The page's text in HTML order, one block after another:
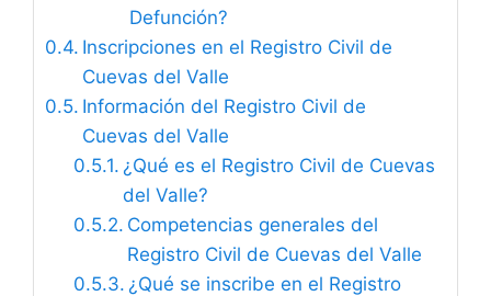
Defunción?
Inscripciones en el Registro Civil de
Cuevas del Valle
Información del Registro Civil de
Cuevas del Valle
¿Qué es el Registro Civil de Cuevas
del Valle?
Competencias generales del
Registro Civil de Cuevas del Valle
¿Qué se inscribe en el Registro